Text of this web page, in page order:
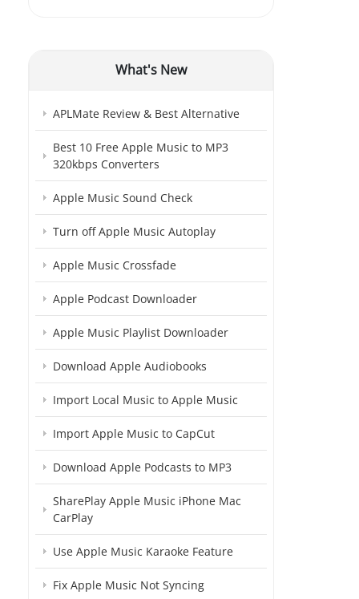
What's New
APLMate Review & Best Alternative
Best 10 Free Apple Music to MP3
320kbps Converters
Apple Music Sound Check
Turn off Apple Music Autoplay
Apple Music Crossfade
Apple Podcast Downloader
Apple Music Playlist Downloader
Download Apple Audiobooks
Import Local Music to Apple Music
Import Apple Music to CapCut
Download Apple Podcasts to MP3
SharePlay Apple Music iPhone Mac
CarPlay
Use Apple Music Karaoke Feature
Fix Apple Music Not Syncing